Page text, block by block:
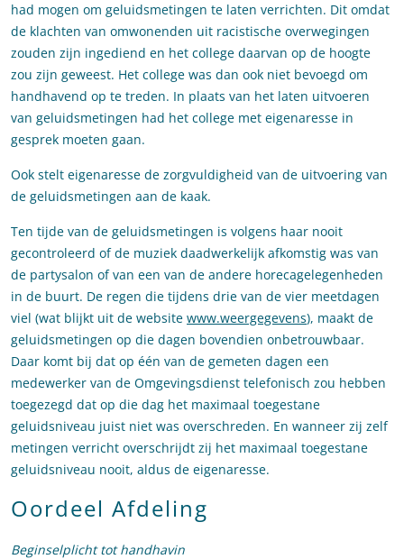
had mogen om geluidsmetingen te laten verrichten. Dit omdat
de klachten van omwonenden uit racistische overwegingen
zouden zijn ingediend en het college daarvan op de hoogte
zou zijn geweest. Het college was dan ook niet bevoegd om
handhavend op te treden. In plaats van het laten uitvoeren
van geluidsmetingen had het college met eigenaresse in
gesprek moeten gaan.
Ook stelt eigenaresse de zorgvuldigheid van de uitvoering van
de geluidsmetingen aan de kaak.
Ten tijde van de geluidsmetingen is volgens haar nooit
gecontroleerd of de muziek daadwerkelijk afkomstig was van
de partysalon of van een van de andere horecagelegenheden
in de buurt. De regen die tijdens drie van de vier meetdagen
viel (wat blijkt uit de website www.weergegevens), maakt de
geluidsmetingen op die dagen bovendien onbetrouwbaar.
Daar komt bij dat op één van de gemeten dagen een
medewerker van de Omgevingsdienst telefonisch zou hebben
toegezegd dat op die dag het maximaal toegestane
geluidsniveau juist niet was overschreden. En wanneer zij zelf
metingen verricht overschrijdt zij het maximaal toegestane
geluidsniveau nooit, aldus de eigenaresse.
Oordeel Afdeling
Beginselplicht tot handhavin